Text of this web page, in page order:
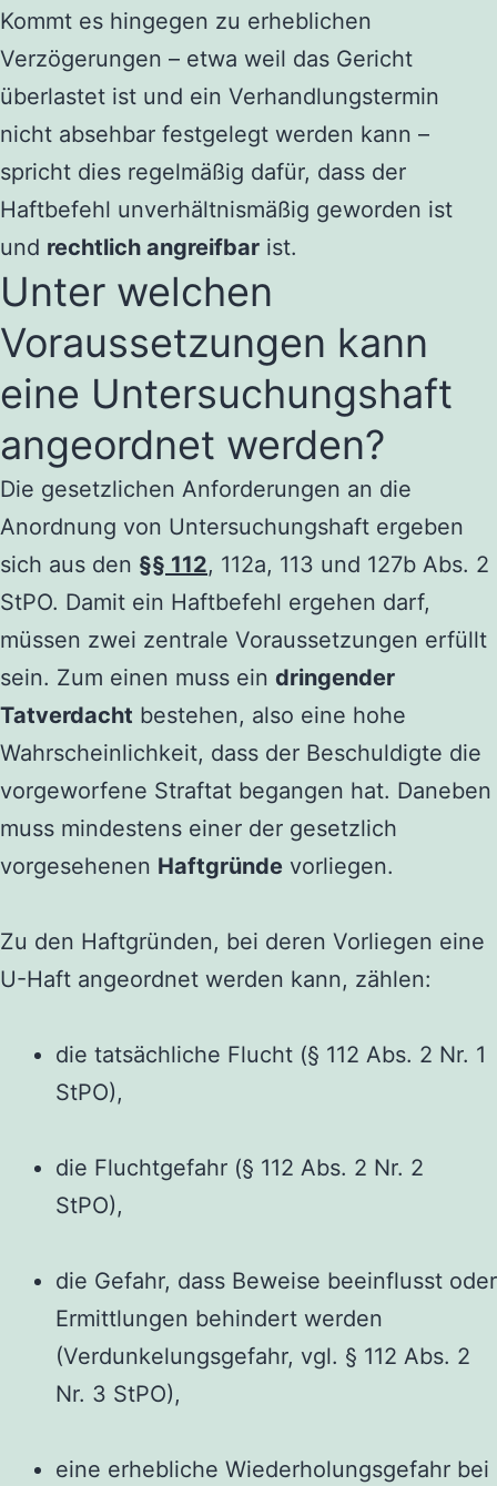
Kommt es hingegen zu erheblichen
Verzögerungen – etwa weil das Gericht
überlastet ist und ein Verhandlungstermin
nicht absehbar festgelegt werden kann –
spricht dies regelmäßig dafür, dass der
Haftbefehl unverhältnismäßig geworden ist
und rechtlich angreifbar ist.
Unter welchen
Voraussetzungen kann
eine Untersuchungshaft
angeordnet werden?
Die gesetzlichen Anforderungen an die
Anordnung von Untersuchungshaft ergeben
sich aus den §§ 112, 112a, 113 und 127b Abs. 2
StPO. Damit ein Haftbefehl ergehen darf,
müssen zwei zentrale Voraussetzungen erfüllt
sein. Zum einen muss ein dringender
Tatverdacht bestehen, also eine hohe
Wahrscheinlichkeit, dass der Beschuldigte die
vorgeworfene Straftat begangen hat. Daneben
muss mindestens einer der gesetzlich
vorgesehenen Haftgründe vorliegen.
Zu den Haftgründen, bei deren Vorliegen eine
U-Haft angeordnet werden kann, zählen:
die tatsächliche Flucht (§ 112 Abs. 2 Nr. 1
StPO),
die Fluchtgefahr (§ 112 Abs. 2 Nr. 2
StPO),
die Gefahr, dass Beweise beeinflusst oder
Ermittlungen behindert werden
(Verdunkelungsgefahr, vgl. § 112 Abs. 2
Nr. 3 StPO),
eine erhebliche Wiederholungsgefahr bei